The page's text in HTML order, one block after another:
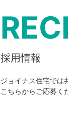
採用情報
ジョイナス住宅では
こちらからご応募く